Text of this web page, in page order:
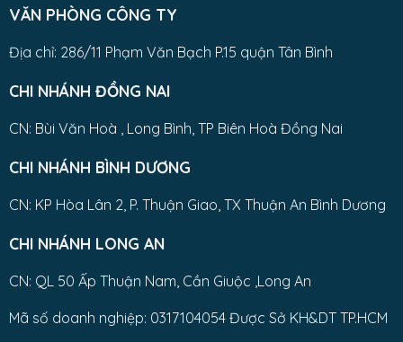
VĂN PHÒNG CÔNG TY
Địa chỉ: 286/11 Phạm Văn Bạch P.15 quận Tân Bình
CHI NHÁNH ĐỒNG NAI
CN: Bùi Văn Hoà , Long Bình, TP Biên Hoà Đồng Nai
CHI NHÁNH BÌNH DƯƠNG
CN: KP Hòa Lân 2, P. Thuận Giao, TX Thuận An Bình Dương
CHI NHÁNH LONG AN
CN: QL 50 Ấp Thuận Nam, Cần Giuộc ,Long An
Mã số doanh nghiệp: 0317104054 Được Sở KH&DT TP.HCM